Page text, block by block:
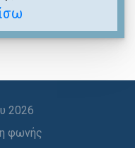
2026
φωνής